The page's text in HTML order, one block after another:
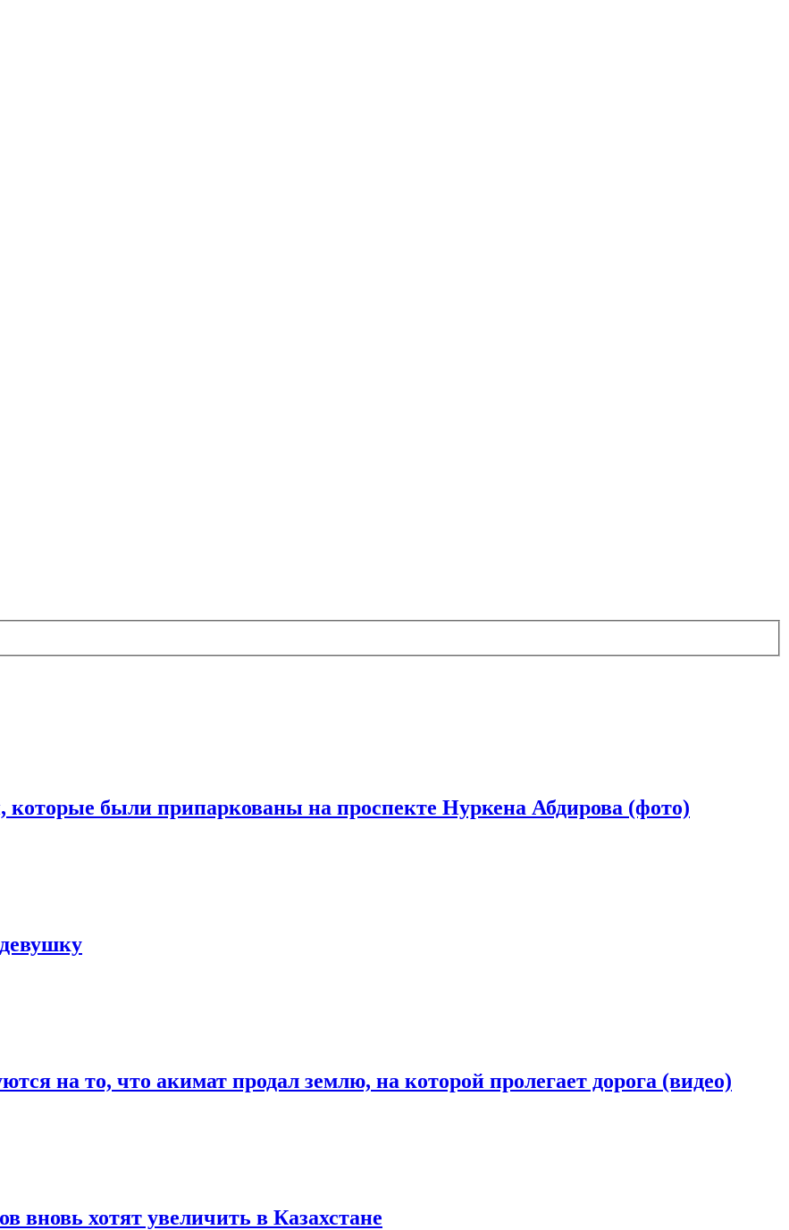
были припаркованы на проспекте Нуркена Абдирова (фото)
на то, что акимат продал землю, на которой пролегает дорога (видео)
вновь хотят увеличить в Казахстане